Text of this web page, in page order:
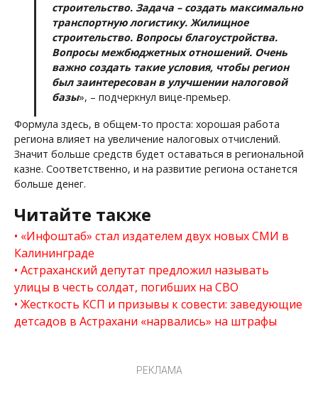
строительство. Задача – создать максимально
транспортную логистику. Жилищное
строительство. Вопросы благоустройства.
Вопросы межбюджетных отношений. Очень
важно создать такие условия, чтобы регион
был заинтересован в улучшении налоговой
базы», – подчеркнул вице-премьер.
Формула здесь, в общем-то проста: хорошая работа
региона влияет на увеличение налоговых отчислений.
Значит больше средств будет оставаться в региональной
казне. Соответственно, и на развитие региона останется
больше денег.
Читайте также
«Инфоштаб» стал издателем двух новых СМИ в
Калининграде
Астраханский депутат предложил называть
улицы в честь солдат, погибших на СВО
Жесткость КСП и призывы к совести: заведующие
детсадов в Астрахани «нарвались» на штрафы
РЕКЛАМА